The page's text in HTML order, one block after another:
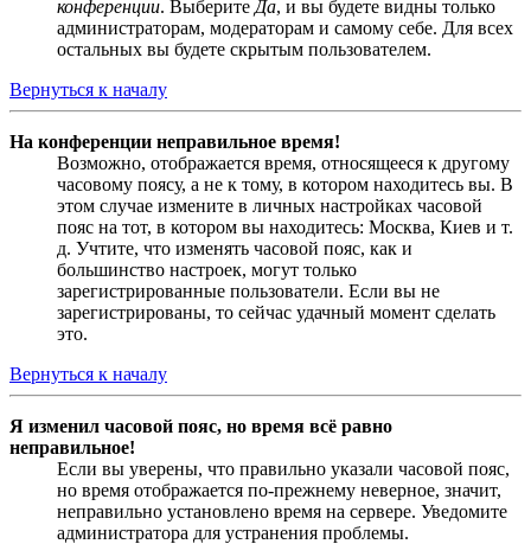
конференции. Выберите Да, и вы будете видны только
администраторам, модераторам и самому себе. Для всех
остальных вы будете скрытым пользователем.
Вернуться к началу
На конференции неправильное время!
Возможно, отображается время, относящееся к другому
часовому поясу, а не к тому, в котором находитесь вы. В
этом случае измените в личных настройках часовой
пояс на тот, в котором вы находитесь: Москва, Киев и т.
д. Учтите, что изменять часовой пояс, как и
большинство настроек, могут только
зарегистрированные пользователи. Если вы не
зарегистрированы, то сейчас удачный момент сделать
это.
Вернуться к началу
Я изменил часовой пояс, но время всё равно
неправильное!
Если вы уверены, что правильно указали часовой пояс,
но время отображается по-прежнему неверное, значит,
неправильно установлено время на сервере. Уведомите
администратора для устранения проблемы.